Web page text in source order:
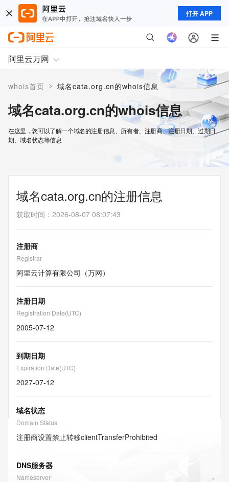
打开 APP
阿里云万网
whois首页 > 域名cata.org.cn的whois信息
域名cata.org.cn的whois信息
在这里，您可以了解一个域名的注册信息、所有者、注册商、注册日期、过期日
期、域名状态等信息
域名cata.org.cn的注册信息
获取时间 ： 2026-08-07 08:07:43
注册商
Registrar
阿里云计算有限公司（万网）
注册日期
Registration Date(UTC)
2005-07-12
到期日期
Expiration Date(UTC)
2027-07-12
域名状态
Domain Status
注册商设置禁止转移clientTransferProhibited
DNS服务器
Nameserver